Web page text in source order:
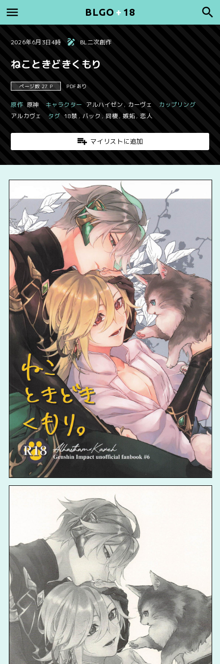
BLGO + 18
2026年6月3日4時 BL二次創作
ねこときどきくもり
ページ数 27 P PDFあり
原作 原神 キャラクター アルハイゼン , カーヴェ
カップリング
アルカヴェ
タグ 18禁 , バック , 同棲,嫉妬,恋人
マイリストに追加